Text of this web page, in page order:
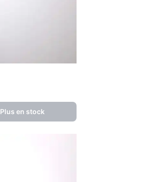
Plus en stock